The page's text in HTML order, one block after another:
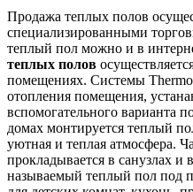
Продажа теплых полов
специализированными
теплый пол можно и в
теплых полов
помещениях. Системы
отопления помещения,
вспомогательного варианта
домах монтируется теплый
уютная и теплая атмосфера.
прокладывается в санузлах и
называемый теплый пол под